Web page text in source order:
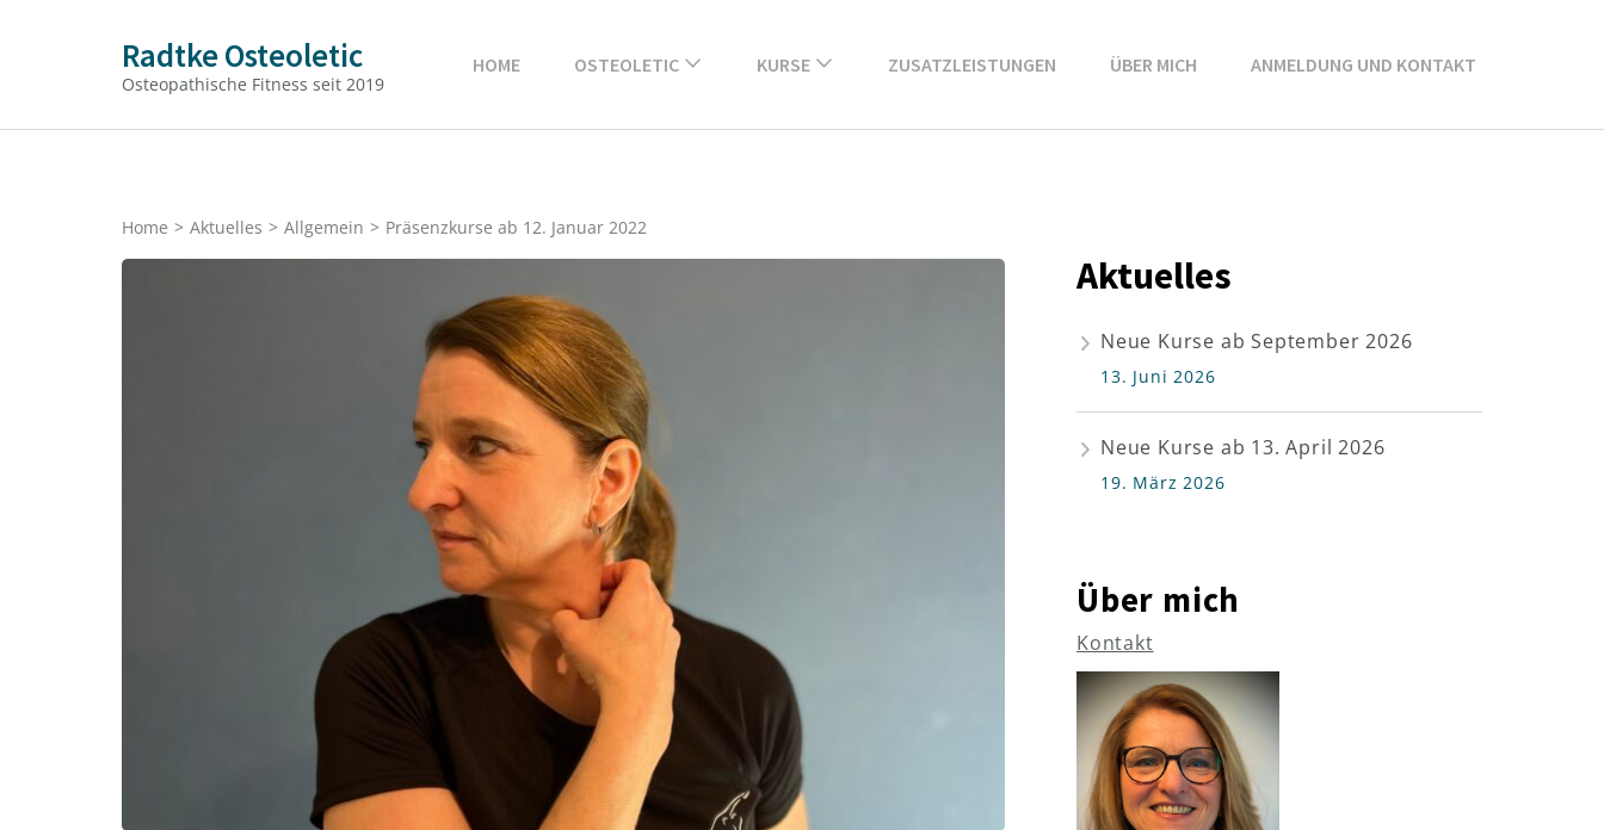
Radtke Osteoletic
Osteopathische Fitness seit 2019
HOME OSTEOLETIC KURSE ZUSATZLEISTUNGEN ÜBER MICH ANMELDUNG UND KONTAKT
Home > Aktuelles > Allgemein > Präsenzkurse ab 12. Januar 2022
Aktuelles
Neue Kurse ab September 2026
13. Juni 2026
Neue Kurse ab 13. April 2026
19. März 2026
Über mich
Kontakt